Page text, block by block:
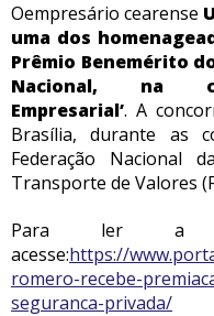
Oempresário cearense
uma dos
Prêmio Benemérito
Nacional, na
Empresarial’. A
Brasília, durante as
Federação Nacional
Transporte de Valores
Para ler a
acesse:https://
romero-recebe-
seguranca-privada/